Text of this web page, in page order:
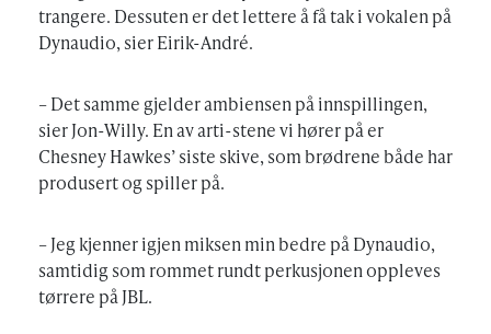
trangere. Dessuten er det lettere å få tak i vokalen på
Dynaudio, sier Eirik-André.
– Det samme gjelder ambiensen på innspillingen,
sier Jon-Willy. En av arti-stene vi hører på er
Chesney Hawkes’ siste skive, som brødrene både har
produsert og spiller på.
– Jeg kjenner igjen miksen min bedre på Dynaudio,
samtidig som rommet rundt perkusjonen oppleves
tørrere på JBL.